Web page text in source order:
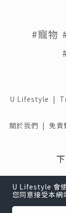
#寵物
U Lifestyle |
關於我們 | 免
U Lifestyle 會
您同意接受本網